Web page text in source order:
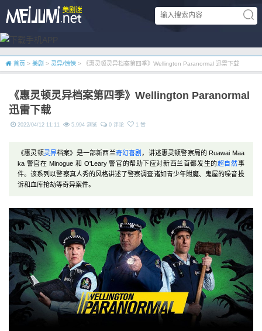
首页 > 美剧 > 灵异/惊悚 > 《惠灵顿灵异档案第四季》Wellington Paranormal 迅雷下载
《惠灵顿灵异档案第四季》Wellington Paranormal
迅雷下载
2022/04/12 11:11 5,994 浏览 0 评论 1 赞
《惠灵顿灵异档案》是一部新西兰奇幻喜剧 ，讲述惠灵顿警察局的 Ruawai Maa
ka 警官在 Minogue 和 O'Leary 警官的帮助下应对新西兰首都发生的超自然事
件。该系列以警察真人秀的风格讲述了警察调查诸如青少年附魔、鬼屋的噪音投
诉和血库抢劫等奇异案件。